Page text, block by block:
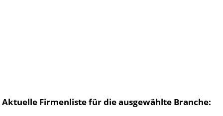
Aktuelle Firmenliste für die ausgewählte Branche: